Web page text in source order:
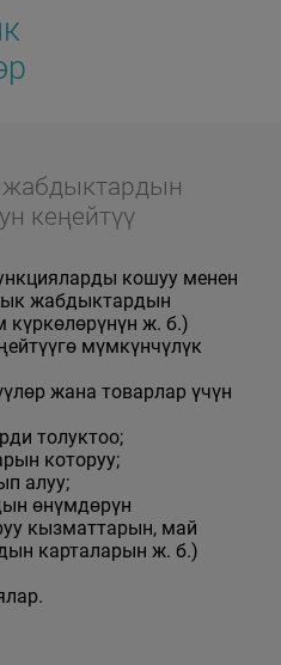
жабдыктардын
кеңейтүү
кошуу менен
жабдыктардын
күркөлөрүнүн ж. б.)
мүмкүнчүлүк
жана товарлар үчүн
толуктоо;
которуу;
алуу;
өнүмдөрүн
кызматтарын, май
карталарын ж. б.)